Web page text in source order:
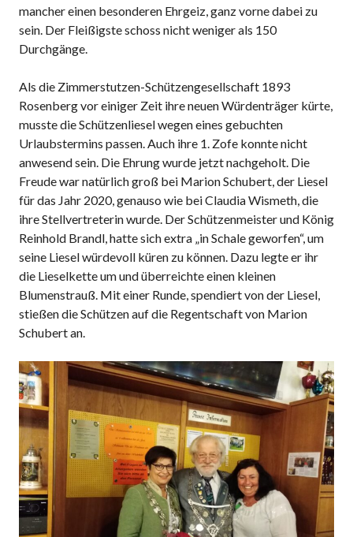
mancher einen besonderen Ehrgeiz, ganz vorne dabei zu
sein. Der Fleißigste schoss nicht weniger als 150
Durchgänge.
Als die Zimmerstutzen-Schützengesellschaft 1893
Rosenberg vor einiger Zeit ihre neuen Würdenträger kürte,
musste die Schützenliesel wegen eines gebuchten
Urlaubstermins passen. Auch ihre 1. Zofe konnte nicht
anwesend sein. Die Ehrung wurde jetzt nachgeholt. Die
Freude war natürlich groß bei Marion Schubert, der Liesel
für das Jahr 2020, genauso wie bei Claudia Wismeth, die
ihre Stellvertreterin wurde. Der Schützenmeister und König
Reinhold Brandl, hatte sich extra „in Schale geworfen“, um
seine Liesel würdevoll küren zu können. Dazu legte er ihr
die Lieselkette um und überreichte einen kleinen
Blumenstrauß. Mit einer Runde, spendiert von der Liesel,
stießen die Schützen auf die Regentschaft von Marion
Schubert an.